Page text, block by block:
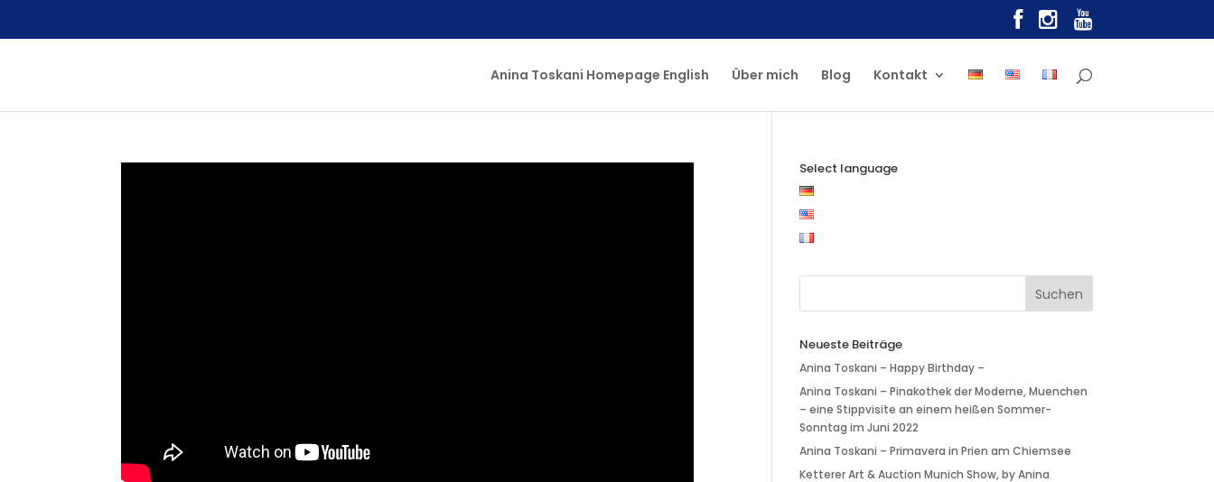
Anina Toskani Homepage English Über mich Blog Kontakt
Select language
Neueste Beiträge
Anina Toskani – Happy Birthday –
Anina Toskani – Pinakothek der Moderne, Muenchen
– eine Stippvisite an einem heißen Sommer-
Sonntag im Juni 2022
Anina Toskani – Primavera in Prien am Chiemsee
Ketterer Art & Auction Munich Show, by Anina